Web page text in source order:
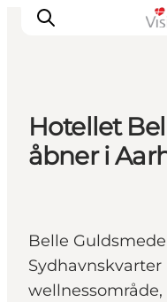
Oplevelser
Transport
Hotellet
åbner i
Belle
Sydhavnskvarter